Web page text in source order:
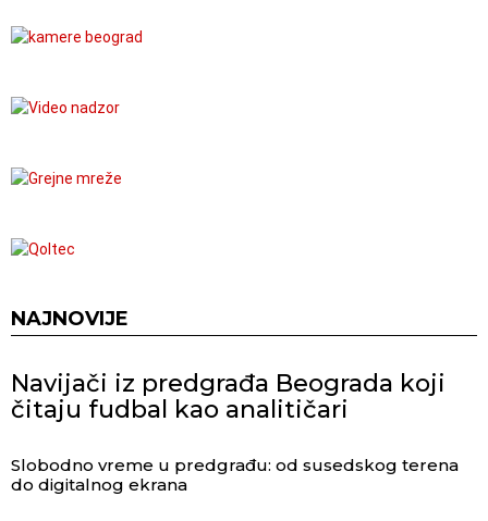
NAJNOVIJE
Navijači iz predgrađa Beograda koji
čitaju fudbal kao analitičari
Slobodno vreme u predgrađu: od susedskog terena
do digitalnog ekrana